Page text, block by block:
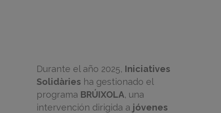
Durante el año 2025, Iniciatives
Solidàries ha gestionado el
programa BRÚIXOLA, una
intervención dirigida a jóvenes